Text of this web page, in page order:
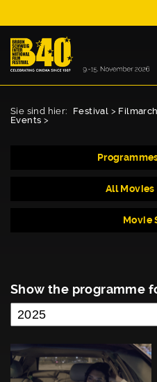
Sie sind hier: Festival >
Events >
All Movies
Movie
Show the programme